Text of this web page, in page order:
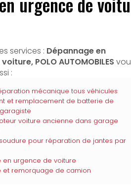
services : Dépannage en
POLO AUTOMOBILES
:
mécanique tous véhicules
et remplacement de batterie de
voiture ancienne dans garage
pour réparation de jantes par
en urgence de voiture
et remorquage de camion